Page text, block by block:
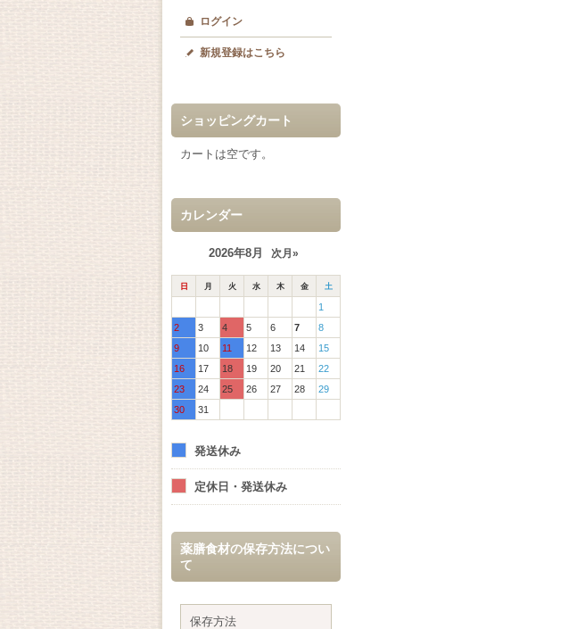
ログイン
新規登録はこちら
ショッピングカート
カートは空です。
カレンダー
2026年8月 次月»
日 月 火 水 木 金 土
1
2
3 4 5 6 7
8
9
10 11 12 13 14
15
16
17 18 19 20 21
22
23
24 25 26 27 28
29
30
31
発送休み
定休日・発送休み
薬膳食材の保存方法につい
て
保存方法